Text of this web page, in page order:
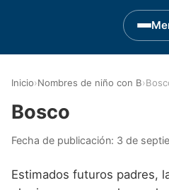
Nombres de niño
Nombres de
Nombres de
Inicio›Nombres de niño con B›
Bosco
Fecha de publicación: 3 de
Estimados futuros padres,